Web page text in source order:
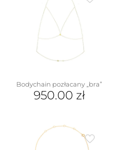
Bodychain pozłacany „bra”
950.00 zł